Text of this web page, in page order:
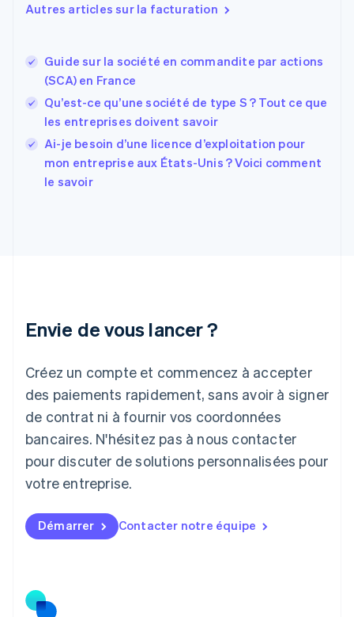
Autres articles sur la facturation
Guide sur la société en commandite par actions
(SCA) en France
Qu’est-ce qu’une société de type S ? Tout ce que
les entreprises doivent savoir
Ai-je besoin d’une licence d’exploitation pour
mon entreprise aux États-Unis ? Voici comment
le savoir
Envie de vous lancer ?
Créez un compte et commencez à accepter
des paiements rapidement, sans avoir à signer
de contrat ni à fournir vos coordonnées
bancaires. N'hésitez pas à nous contacter
pour discuter de solutions personnalisées pour
votre entreprise.
Démarrer Contacter notre équipe
Estonie
English Español 简体中文
Finlande
English
France
FrançaisEnglish
Gibraltar
English
Grèce
Japon
Lettonie
English
Liechtenstein
DeutschEnglish
Lituanie
Luxembourg
FrançaisDeutschEnglish
English简体中文
Malte
English